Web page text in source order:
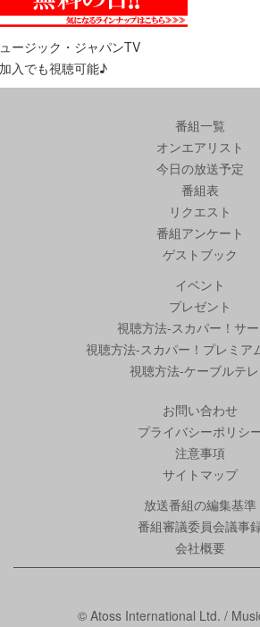
ージック・ジャパンTV
入でも視聴可能♪
番組一覧
オンエアリスト
今日の放送予定
番組表
リクエスト
番組アンケート
ゲストブック
イベント
プレゼント
視聴方法-スカパー！サ
視聴方法-スカパー！プレミア
視聴方法-ケーブルテ
お問い合わせ
プライバシーポリシ
注意事項
サイトマップ
放送番組の編集基準
番組審議委員会議事
会社概要
© Atoss International Ltd. /